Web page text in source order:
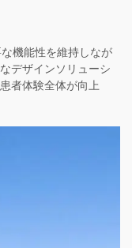
機能性を維持しなが
デザインソリューシ
者体験全体が向上